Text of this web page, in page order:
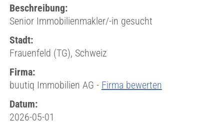
Beschreibung:
Senior Immobilienmakler/-in gesucht
Stadt:
Frauenfeld (TG), Schweiz
Firma:
buutiq Immobilien AG - Firma bewerten
Datum:
2026-05-01